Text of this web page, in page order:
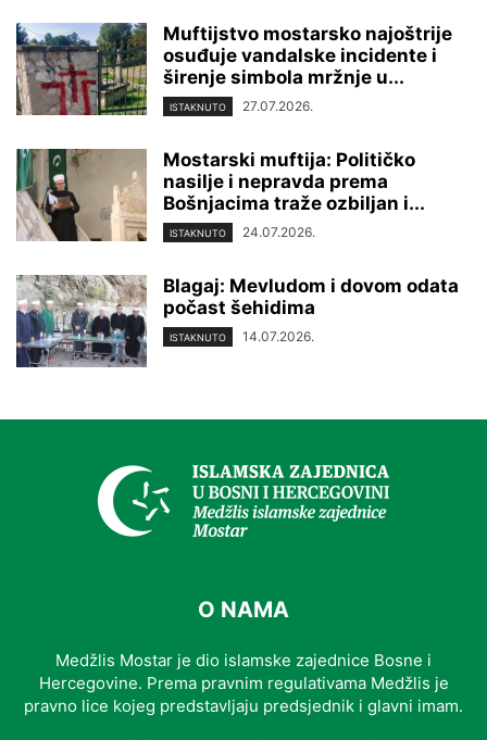
Muftijstvo mostarsko najoštrije
osuđuje vandalske incidente i
širenje simbola mržnje u...
ISTAKNUTO 27.07.2026.
Mostarski muftija: Političko
nasilje i nepravda prema
Bošnjacima traže ozbiljan i...
ISTAKNUTO 24.07.2026.
Blagaj: Mevludom i dovom odata
počast šehidima
ISTAKNUTO 14.07.2026.
O NAMA
Medžlis Mostar je dio islamske zajednice Bosne i
Hercegovine. Prema pravnim regulativama Medžlis je
pravno lice kojeg predstavljaju predsjednik i glavni imam.